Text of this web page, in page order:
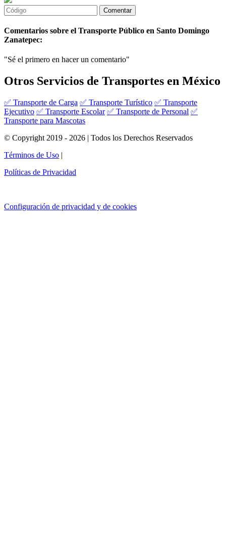
Comentarios sobre el Transporte Público en Santo Domingo
Zanatepec:
"Sé el primero en hacer un comentario"
Otros Servicios de Transportes en México
✅ Transporte de Carga ✅ Transporte Turístico ✅ Transporte
Ejecutivo ✅ Transporte Escolar ✅ Transporte de Personal ✅
Transporte para Mascotas
© Copyright 2019 - 2026 | Todos los Derechos Reservados
Términos de Uso |
Políticas de Privacidad
Configuración de privacidad y de cookies